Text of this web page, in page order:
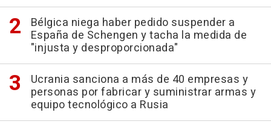
Bélgica niega haber pedido suspender a
España de Schengen y tacha la medida de
"injusta y desproporcionada"
Ucrania sanciona a más de 40 empresas y
personas por fabricar y suministrar armas y
equipo tecnológico a Rusia